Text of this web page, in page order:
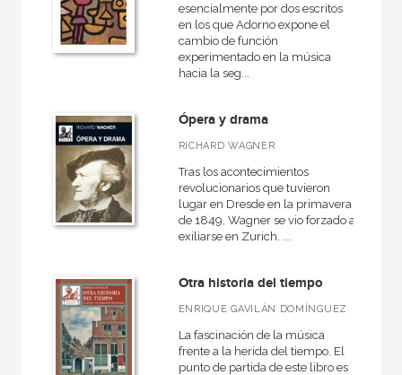
esencialmente por dos escritos
en los que Adorno expone el
cambio de función
experimentado en la música
hacia la seg...
Ópera y drama
RICHARD WAGNER
Tras los acontecimientos
revolucionarios que tuvieron
lugar en Dresde en la primavera
de 1849, Wagner se vio forzado a
exiliarse en Zurich. ...
Otra historia del tiempo
ENRIQUE GAVILÁN DOMÍNGUEZ
La fascinación de la música
frente a la herida del tiempo. El
punto de partida de este libro es